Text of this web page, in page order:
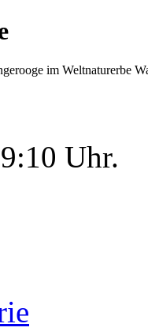
im Weltnaturerbe
Uhr.